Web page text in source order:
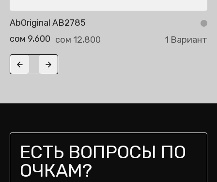
AbOriginal AB2785
сом 9,600 сом 12,800 1 Вариант
Previous slide
Next slide
ЕСТЬ ВОПРОСЫ ПО
ОЧКАМ?